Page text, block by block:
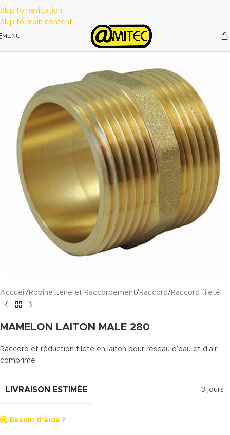
Skip to navigation
Skip to main content
MENU
Accueil / Robinetterie et Raccordement/ Raccord/ Raccord fileté
MAMELON LAITON MALE 280
Raccord et réduction fileté en laiton pour réseau d’eau et d’air
comprimé.
LIVRAISON ESTIMÉE 3 jours
Besoin d'aide ?